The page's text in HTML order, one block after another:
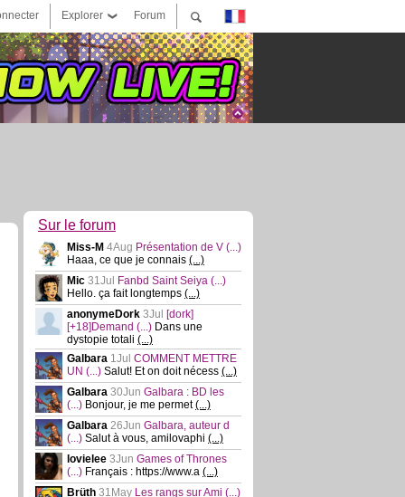
Forum
Explorer
Sur le forum
Miss-M 4Aug Présentation de V (...)
Haaa, ce que je connais (...)
Mic 31Jul Fanbd Saint Seiya (...)
Hello. ça fait longtemps (...)
anonymeDork 3Jul
[dork]
[+18]Demand (...) Dans une
dystopie totali (...)
Galbara 1Jul COMMENT METTRE
UN (...) Salut! Et on doit nécess (...)
Galbara 30Jun Galbara : BD les
(...) Bonjour, je me permet(...)
Galbara 26Jun Galbara, auteur d
(...) Salut à vous, amilovaphi (...)
lovielee 3Jun Games of Thrones
(...) Français : https://www.a (...)
Brüth 31May Les rangs sur Ami (...)